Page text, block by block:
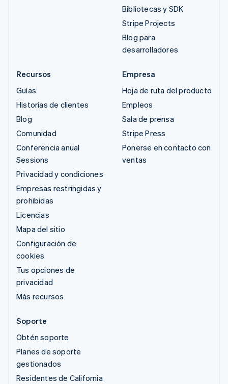
Bibliotecas y SDK
Stripe Projects
Blog para
desarrolladores
Recursos
Guías
Historias de clientes
Blog
Comunidad
Conferencia anual
Sessions
Privacidad y condiciones
Empresas restringidas y
prohibidas
Licencias
Mapa del sitio
Configuración de
cookies
Tus opciones de
privacidad
Más recursos
Empresa
Hoja de ruta del producto
Empleos
Sala de prensa
Stripe Press
Ponerse en contacto con
ventas
Soporte
Obtén soporte
Planes de soporte
gestionados
Residentes de California